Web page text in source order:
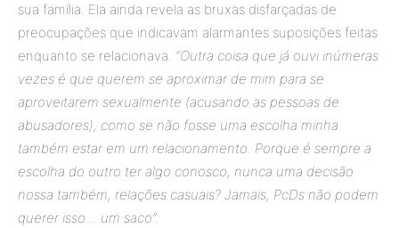
sua família. Ela ainda revela as bruxas disfarçadas de
preocupações que indicavam alarmantes suposições feitas
enquanto se relacionava. “Outra coisa que já ouvi inúmeras
vezes é que querem se aproximar de mim para se
aproveitarem sexualmente (acusando as pessoas de
abusadores), como se não fosse uma escolha minha
também estar em um relacionamento. Porque é sempre a
escolha do outro ter algo conosco, nunca uma decisão
nossa também, relações casuais? Jamais, PcDs não podem
querer isso… um saco”.